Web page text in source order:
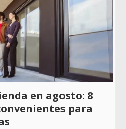
en agosto: 8
para